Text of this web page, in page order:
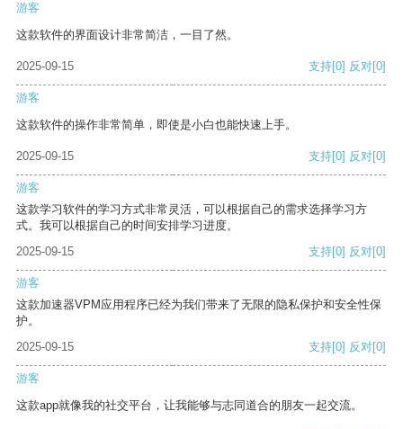
游客
这款软件的界面设计非常简洁，一目了然。
2025-09-15 支持[0] 反对[0]
游客
这款软件的操作非常简单，即使是小白也能快速上手。
2025-09-15 支持[0] 反对[0]
游客
这款学习软件的学习方式非常灵活，可以根据自己的需求选择学习方
式。我可以根据自己的时间安排学习进度。
2025-09-15
支持[0] 反对[0]
游客
这款加速器VPM应用程序已经为我们带来了无限的隐私保护和安全性保
护。
2025-09-15
支持[0] 反对[0]
游客
这款app就像我的社交平台，让我能够与志同道合的朋友一起交流。